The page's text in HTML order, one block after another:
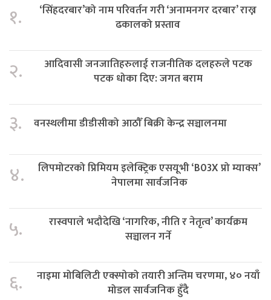
१.
‘सिंहदरबार’को नाम परिवर्तन गरी ‘अनामनगर दरबार’ राख्न
ढकालको प्रस्ताव
२.
आदिवासी जनजातिहरुलाई राजनीतिक दलहरुले पटक
पटक धोका दिए: जगत बराम
३. वनस्थलीमा डीडीसीको आठौँ बिक्री केन्द्र सञ्चालनमा
४.
लिपमोटरको प्रिमियम इलेक्ट्रिक एसयूभी ‘B03X प्रो म्याक्स’
नेपालमा सार्वजनिक
५.
रास्वपाले भदौदेखि ‘नागरिक, नीति र नेतृत्व’ कार्यक्रम
सञ्चालन गर्ने
६.
नाइमा मोबिलिटी एक्स्पोको तयारी अन्तिम चरणमा, ४० नयाँ
मोडल सार्वजनिक हुँदै